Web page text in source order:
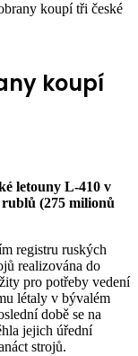
koupí tři české
koupí
letouny L-410 v
(275 milionů
registru ruských
realizována do
pro potřeby vedení
létaly v bývalém
době se na
jejich úřední
strojů.